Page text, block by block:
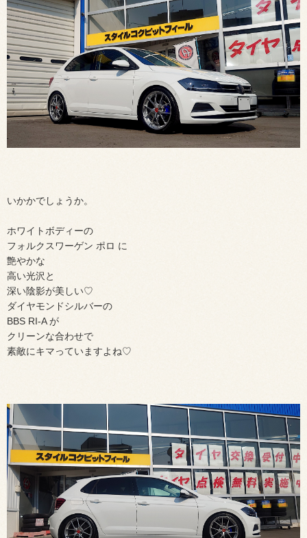
いかかでしょうか。
ホワイトボディーの
フォルクスワーゲン ポロ に
艶やかな
高い光沢と
深い陰影が美しい♡
ダイヤモンドシルバーの
BBS RI-A が
クリーンな合わせで
素敵にキマっていますよね♡